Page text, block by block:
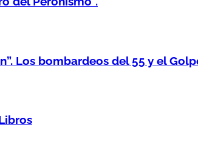
Los bombardeos del 55 y el